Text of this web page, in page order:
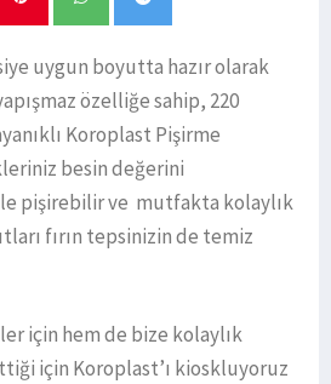
uygun boyutta hazır olarak
özelliğe sahip, 220
Koroplast Pişirme
besin değerini
pişirebilir ve mutfakta kolaylık
fırın tepsinizin de temiz
için hem de bize kolaylık
için Koroplast’ı kioskluyoruz